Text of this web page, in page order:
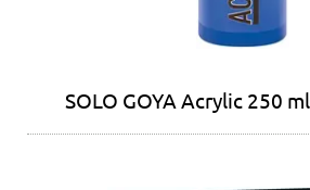
SOLO GOYA Acrylic 250 ml